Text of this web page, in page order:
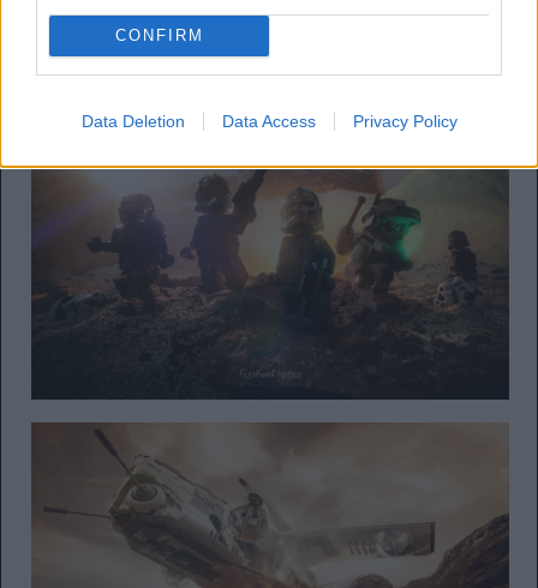
CONFIRM
Data Deletion Data Access Privacy Policy